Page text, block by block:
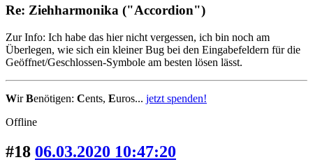
Re: Ziehharmonika ("Accordion")
Zur Info: Ich habe das hier nicht vergessen, ich bin noch am
Überlegen, wie sich ein kleiner Bug bei den Eingabefeldern für die
Geöffnet/Geschlossen-Symbole am besten lösen lässt.
WirBenötigen: Cents, Euros... jetzt spenden!
Offline
#18 06.03.2020 10:47:20